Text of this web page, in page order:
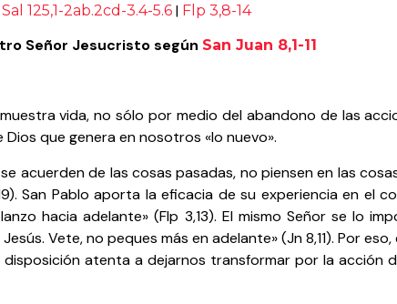
Sal 125,1-2ab.2cd-3.4-5.6| Flp 3,8-14
Señor Jesucristo según San Juan 8,1-11
vida, no sólo por medio del abandono de las
que genera en nosotros «lo nuevo».
acuerden de las cosas pasadas, no piensen en las
San Pablo aporta la eficacia de su experiencia en el
hacia adelante» (Flp 3,13). El mismo Señor se lo
Vete, no peques más en adelante» (Jn 8,11). Por
atenta a dejarnos transformar por la acción